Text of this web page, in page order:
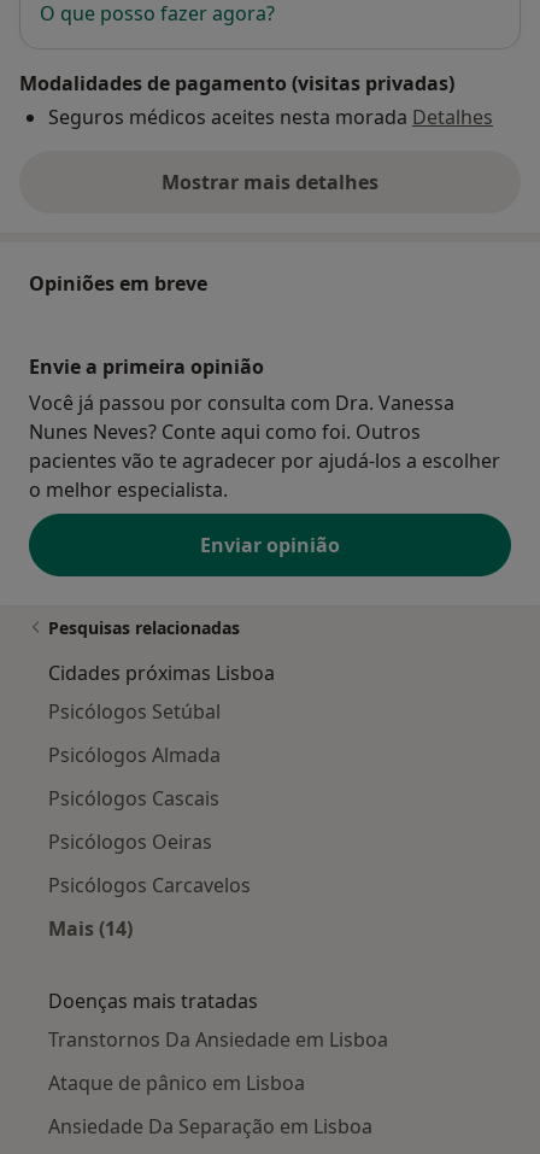
O que posso fazer agora?
Modalidades de pagamento (visitas privadas)
Seguros médicos aceites nesta morada Detalhes
Mostrar mais detalhes
sobre o endereço
Opiniões em breve
Envie a primeira opinião
Você já passou por consulta com Dra. Vanessa
Nunes Neves? Conte aqui como foi. Outros
pacientes vão te agradecer por ajudá-los a escolher
o melhor especialista.
Enviar opinião
Pesquisas relacionadas
Cidades próximas Lisboa
Psicólogos Setúbal
Psicólogos Almada
Psicólogos Cascais
Psicólogos Oeiras
Psicólogos Carcavelos
Mais (14)
Doenças mais tratadas
Transtornos Da Ansiedade em Lisboa
Ataque de pânico em Lisboa
Ansiedade Da Separação em Lisboa